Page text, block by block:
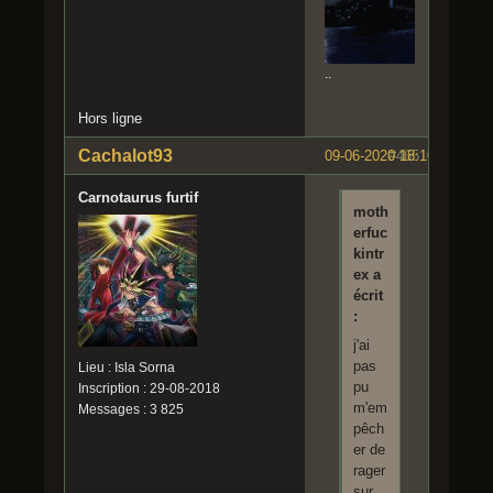
Hors ligne
#465
09-06-2020 18:10:24
Cachalot93
Carnotaurus furtif
Lieu : Isla Sorna
Inscription : 29-08-2018
Messages : 3 825
moth
erfuc
kintr
ex a
écrit
:
j'ai
pas
pu
m'em
pêch
er de
rager